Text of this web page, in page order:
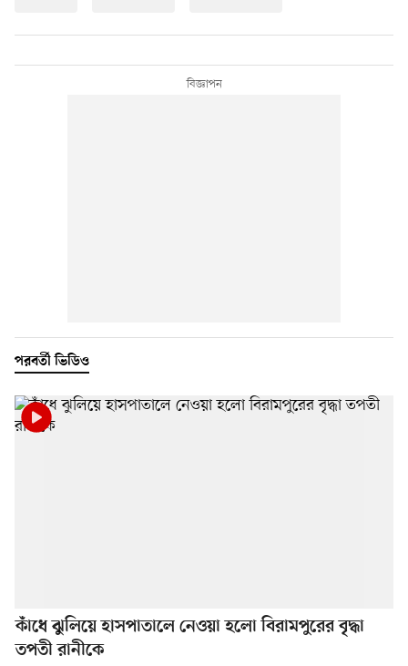
পরবর্তী ভিডিও
কাঁধে ঝুলিয়ে হাসপাতালে নেওয়া হলো বিরামপুরের বৃদ্ধা
তপতী রানীকে